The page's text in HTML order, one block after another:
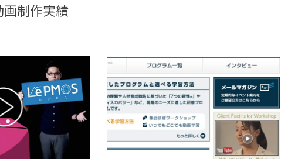
画制作実績